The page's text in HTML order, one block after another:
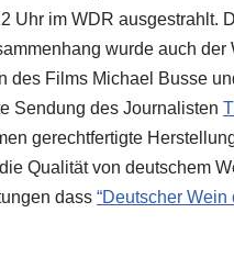
Uhr im WDR ausgestrahlt.
wurde auch
des Films Michael Busse
Sendung des Journalisten
gerechtfertigte
Qualität von deutschem
dass “Deutscher Wein